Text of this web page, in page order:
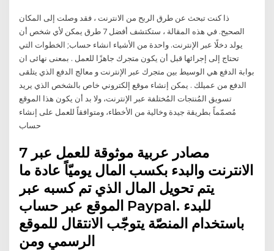
ذا كنت تبحث عن طرق الربح من الانترنت ، فقد وصلت إلى المكان
الصحيح. في هذه المقالة ، ستكتشف أفضل 7 طرق يمكن لأي شخص أن
يولد دخلًا عبر الإنترنت. واحدة من الأشياء انشاء حساب; الخطوات التي
تحتاج إلى إجرائها قبل أن يكون متجرك جاهزًا للعمل . بمعنى نهائى ان
بوابة الدفع هي الوسيط بين متجرك عبر الإنترنت و معالج الدفع الذي يتلقى
الدفع من عميلك . يمكن إنشاء موقع إلكتروني خاص بالشخص الذي يريد
تسويق المُنتجات المُختلفة عبر الإنترنت، ولا بد أن يكون هذا الموقع
مُصمّماً بطريقة جيدة وخالية من الأخطاء، ومتوافقاً للعمل على إنشاء
حساب
7 مصادر عربية موثوقة للعمل عبر
الانترنت والبدء بكسب المال يوميّاً عادة ما
يتم تحويل المال الذي تم كسبه عبر
الموقع عبر حساب Paypal. للبدء
باستخدام المنصّة يتوجّب الانتقال للموقع
الرسمي ومن